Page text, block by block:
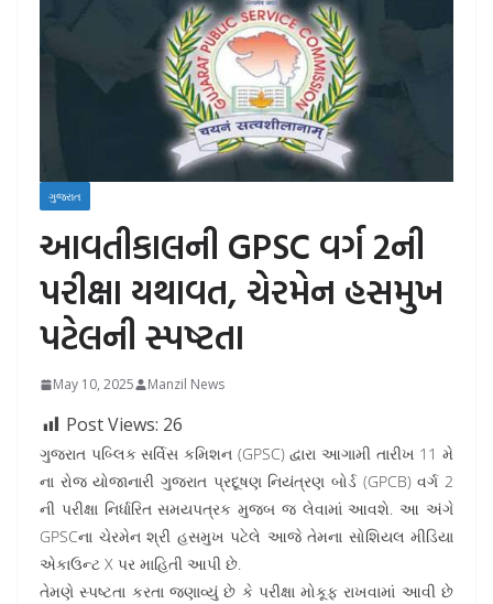
ગુજરાત
આવતીકાલની GPSC વર્ગ 2ની
પરીક્ષા યથાવત, ચેરમેન હસમુખ
પટેલની સ્પષ્ટતા
May 10, 2025 Manzil News
Post Views: 26
ગુજરાત પબ્લિક સર્વિસ કમિશન (GPSC) દ્વારા આગામી તારીખ 11 મે
ના રોજ યોજાનારી ગુજરાત પ્રદૂષણ નિયંત્રણ બોર્ડ (GPCB) વર્ગ 2
ની પરીક્ષા નિર્ધારિત સમયપત્રક મુજબ જ લેવામાં આવશે. આ અંગે
GPSCના ચેરમેન શ્રી હસમુખ પટેલે આજે તેમના સોશિયલ મીડિયા
એકાઉન્ટ X પર માહિતી આપી છે.
તેમણે સ્પષ્ટતા કરતા જણાવ્યું છે કે પરીક્ષા મોકૂફ રાખવામાં આવી છે